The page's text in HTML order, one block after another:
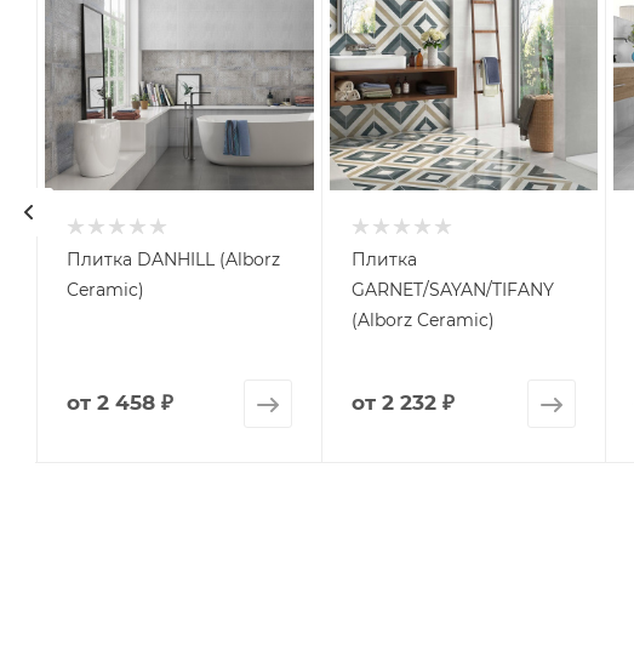
Плитка DANHILL (Alborz
Ceramic)
от 2 458 ₽
Плитка
GARNET/SAYAN/TIFANY
(Alborz Ceramic)
от 2 232 ₽